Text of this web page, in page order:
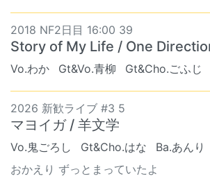
2018 NF2日目 16:00 39
Story of My Life / One
Vo.わか Gt&Vo.青柳 Gt&Cho.ごふじ
2026 新歓ライブ #3 5
マヨイガ / 羊文学
Vo.鬼ごろし Gt&Cho.はな Ba.あんり
おかえり ずっとまっていたよ